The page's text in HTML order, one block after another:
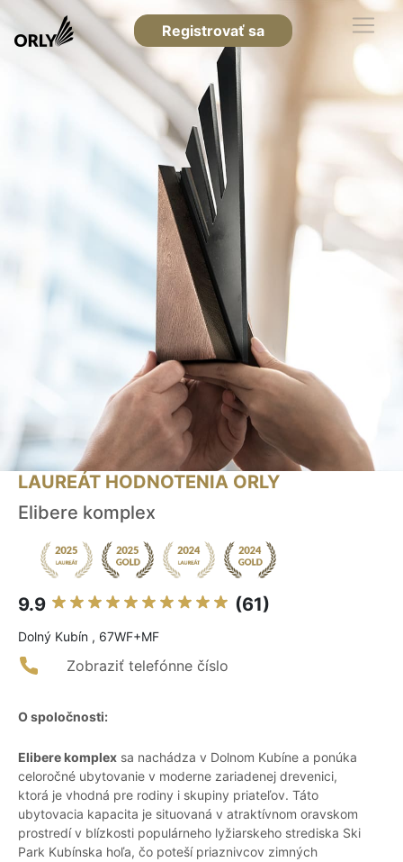
Registrovať sa
LAUREÁT HODNOTENIA ORLY
Elibere komplex
9.9 (61)
Dolný Kubín , 67WF+MF
Zobraziť telefónne číslo
O spoločnosti:
Elibere komplex sa nachádza v Dolnom Kubíne a ponúka
celoročné ubytovanie v moderne zariadenej drevenici,
ktorá je vhodná pre rodiny i skupiny priateľov. Táto
ubytovacia kapacita je situovaná v atraktívnom oravskom
prostredí v blízkosti populárneho lyžiarskeho strediska Ski
Park Kubínska hoľa, čo poteší priaznivcov zimných